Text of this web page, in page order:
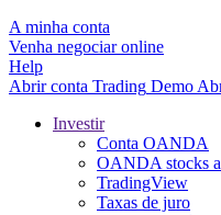
A minha conta
Venha negociar online
Help
Abrir conta Trading Demo
Investir
Conta OANDA
OANDA stocks
TradingView
Taxas de juro